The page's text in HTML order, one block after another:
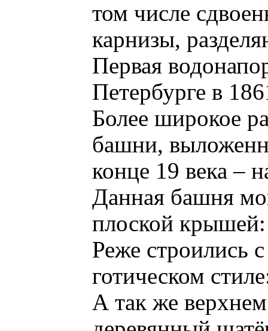
том числе
карнизы,
Первая
Петербурге в
Более широкое
башни,
конце 19 века –
Данная башня
плоской крышей:
Реже строились
готическом
А так же